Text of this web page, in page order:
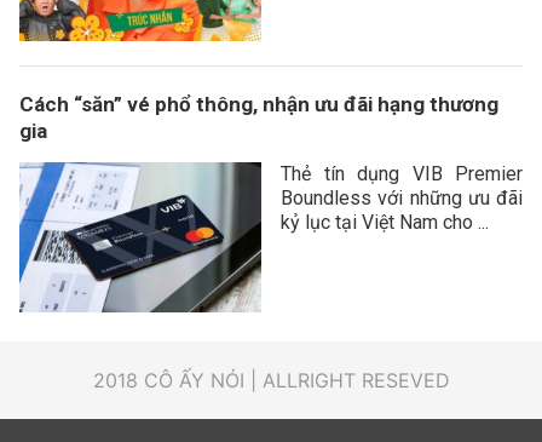
Cách “săn” vé phổ thông, nhận ưu đãi hạng thương
gia
Thẻ tín dụng VIB Premier
Boundless với những ưu đãi
kỷ lục tại Việt Nam cho ...
2018 CÔ ẤY NÓI | ALLRIGHT RESEVED